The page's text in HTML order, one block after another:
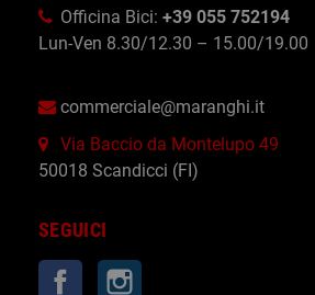
Officina Bici: +39 055 752194
Lun-Ven 8.30/12.30 – 15.00/19.00
commerciale@maranghi.it
Via Baccio da Montelupo 49
50018 Scandicci (FI)
SEGUICI
Facebook